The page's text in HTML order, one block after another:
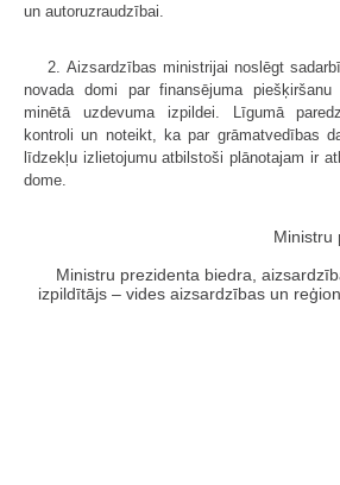
un autoruzraudzībai.
2. Aizsardzības ministrijai noslēgt
novada domi par finansējuma
minētā uzdevuma izpildei. Līgumā
kontroli un noteikt, ka par grāmatvedības
līdzekļu izlietojumu atbilstoši plānotajam ir
dome.
Ministru
Ministru prezidenta biedra,
izpildītājs ‒ vides aizsardzības un